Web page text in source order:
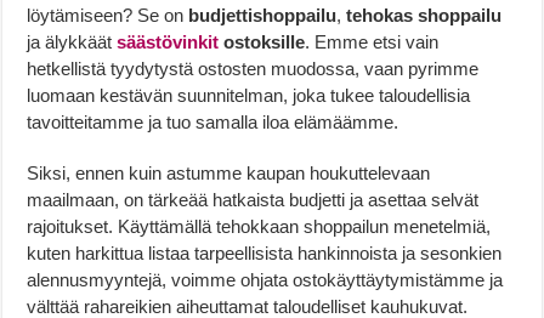
löytämiseen? Se on budjettishoppailu,tehokas shoppailu
ja älykkäätsäästövinkit ostoksille. Emme etsi vain
hetkellistä tyydytystä ostosten muodossa, vaan pyrimme
luomaan kestävän suunnitelman, joka tukee taloudellisia
tavoitteitamme ja tuo samalla iloa elämäämme.
Siksi, ennen kuin astumme kaupan houkuttelevaan
maailmaan, on tärkeää hatkaista budjetti ja asettaa selvät
rajoitukset. Käyttämällä tehokkaan shoppailun menetelmiä,
kuten harkittua listaa tarpeellisista hankinnoista ja sesonkien
alennusmyyntejä, voimme ohjata ostokäyttäytymistämme ja
välttää rahareikien aiheuttamat taloudelliset kauhukuvat.